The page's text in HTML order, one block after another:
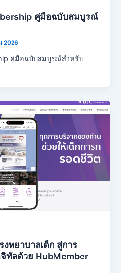
คู่มือฉบับสมบูรณ์
2026
คู่มือฉบับสมบูรณ์สำหรับ
พยาบาลเด็ก สู่การ
ทัลด้วย HubMember